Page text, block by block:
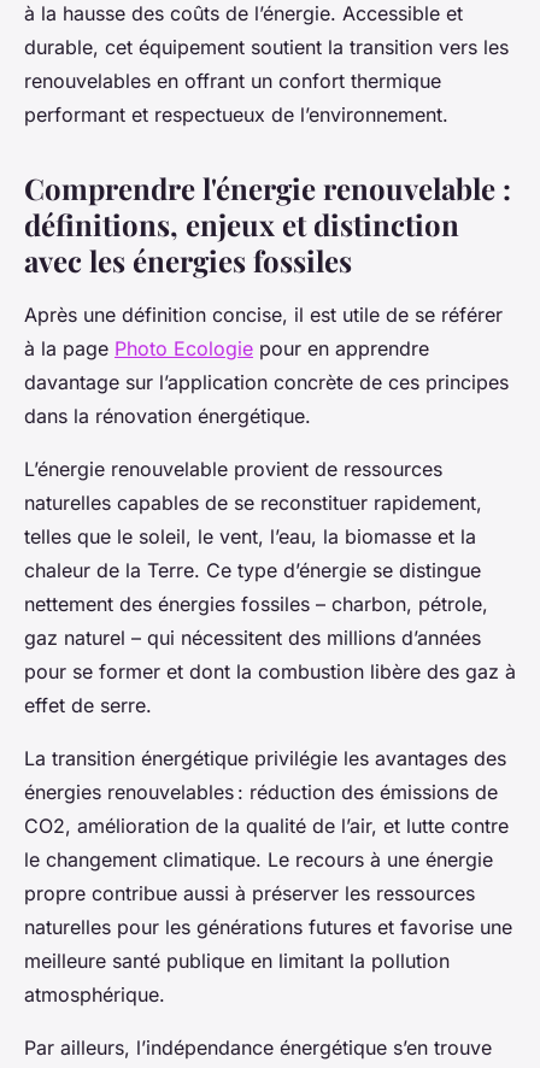
Thomas•16 juin 2025•7 min de lecture
à la hausse des coûts de l’énergie. Accessible et
durable, cet équipement soutient la transition vers les
renouvelables en offrant un confort thermique
performant et respectueux de l’environnement.
Comprendre l'énergie renouvelable :
définitions, enjeux et distinction
avec les énergies fossiles
Après une définition concise, il est utile de se référer
à la page Photo Ecologie pour en apprendre
davantage sur l’application concrète de ces principes
dans la rénovation énergétique.
L’énergie renouvelable provient de ressources
naturelles capables de se reconstituer rapidement,
telles que le soleil, le vent, l’eau, la biomasse et la
chaleur de la Terre. Ce type d’énergie se distingue
nettement des énergies fossiles – charbon, pétrole,
gaz naturel – qui nécessitent des millions d’années
pour se former et dont la combustion libère des gaz à
effet de serre.
La transition énergétique privilégie les avantages des
énergies renouvelables : réduction des émissions de
CO2, amélioration de la qualité de l’air, et lutte contre
le changement climatique. Le recours à une énergie
propre contribue aussi à préserver les ressources
naturelles pour les générations futures et favorise une
meilleure santé publique en limitant la pollution
atmosphérique.
Par ailleurs, l’indépendance énergétique s’en trouve